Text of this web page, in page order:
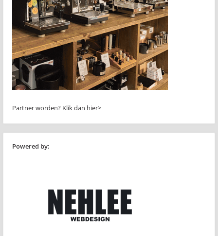
Partner worden? Klik dan hier>
Powered by: